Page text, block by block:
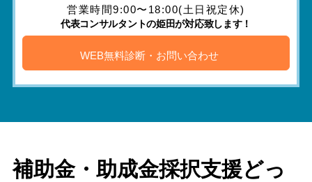
営業時間9:00〜18:00(土日祝定休)
代表コンサルタントの姫田が対応致します！
WEB無料診断・お問い合わせ
補助金・助成金採択支援どっ